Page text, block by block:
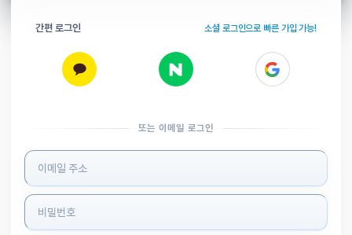
간편 로그인 소셜 로그인으로 빠른 가입 가능!
또는 이메일 로그인
로그인 정보 입력